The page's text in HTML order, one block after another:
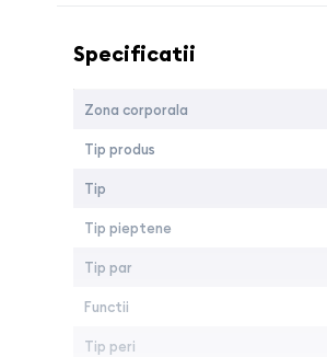
Tara de provenienta
Specificatii
Zona corporala
Tip produs
Tip
Tip pieptene
Tip par
Functii
Tip peri